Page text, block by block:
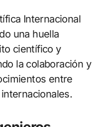
Internacional
una huella
científico y
la colaboración y
entre